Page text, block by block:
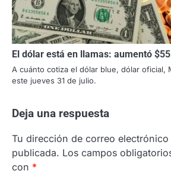
El dólar está en llamas: aumentó
A cuánto cotiza el dólar blue, dólar oficial,
este jueves 31 de julio.
Deja una respuesta
Tu dirección de correo electrónico
publicada. Los campos
con *